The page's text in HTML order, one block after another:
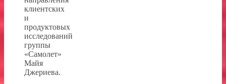
клиентских
и
продуктовых
исследований
группы
«Самолет»
Майя
Джериева.